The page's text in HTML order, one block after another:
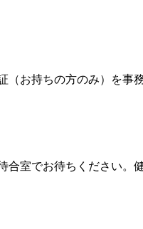
お持ちの方のみ）を事
室でお待ちください。